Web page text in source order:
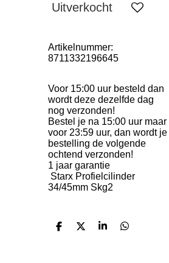
Uitverkocht
Artikelnummer:
8711332196645
Voor 15:00 uur besteld dan
wordt deze dezelfde dag
nog verzonden!
Bestel je na 15:00 uur maar
voor 23:59 uur, dan wordt je
bestelling de volgende
ochtend verzonden!
1 jaar garantie
Starx Profielcilinder
34/45mm Skg2
D
D
S
D